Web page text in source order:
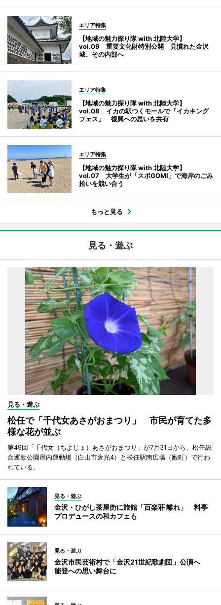
エリア特集
【地域の魅力探り隊 with 北陸大学】
vol.09 重要文化財特別公開 見慣れた金沢
城、その内部へ
エリア特集
【地域の魅力探り隊 with 北陸大学】
vol.08 イカの駅つくモールで「イカキング
フェス」 復興への思いを共有
エリア特集
【地域の魅力探り隊 with 北陸大学】
vol.07 大学生が「スポGOMI」で海岸のごみ
拾いを競い合う
もっと見る
見る・遊ぶ
見る・遊ぶ
松任で「千代女あさがおまつり」 市民が育てた多
様な花が並ぶ
第49回「千代女（ちよじょ）あさがおまつり」が7月31日から、松任総
合運動公園屋内運動場（白山市倉光4）と松任駅南広場（殿町）で行わ
れている。
見る・遊ぶ
金沢・ひがし茶屋街に旅館「百楽荘 離れ」 料亭
プロデュースの和カフェも
見る・遊ぶ
金沢市民芸術村で「金沢21世紀歌劇団」公演へ
能登への思い舞台に